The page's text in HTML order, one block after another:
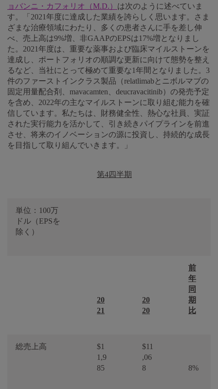
ョバンニ・カフォリオ（M.D.） は次のように述べていま
す。「2021年度に達成した業績を誇らしく思います。さま
ざまな治療領域にわたり、多くの患者さんに手を差し伸
べ、売上高は9%増、非GAAPのEPSは17%増となりまし
た。2021年度は、重要な薬事および臨床マイルストーンを
達成し、ポートフォリオの順調な更新に向けて態勢を整え
るなど、当社にとって極めて重要な1年間となりました。3
件のファーストインクラス製品（relatlimabとニボルマブの
固定用量配合剤、mavacamten、deucravacitinib）の発売予定
を含め、2022年の主なマイルストーンに取り組む能力を確
信しています。私たちは、財務健全性、熱心な社員、実証
された実行能力を活かして、引き続きパイプラインを前進
させ、将来のイノベーションの源に投資し、持続的な成長
を目指して取り組んでいきます。」
第4四半期
単位：100万
ドル（EPSを
除く）
20
21
20
20
前
年
同
期
比
総売上高
$1
1,9
85
$11
,06
8
8%